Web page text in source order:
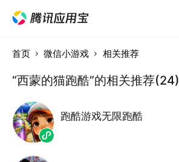
首页 微信小游戏 相关推荐
“西蒙的猫跑酷”的相关推荐(24)
跑酷游戏无限跑酷